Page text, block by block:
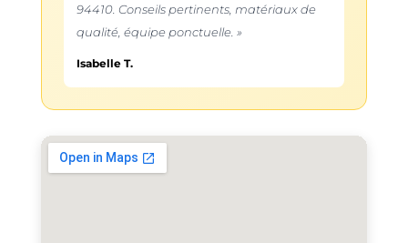
94410. Conseils pertinents, matériaux de
qualité, équipe ponctuelle. »
Isabelle T.